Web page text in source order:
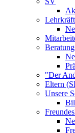
"Der
Eltern
Unsere